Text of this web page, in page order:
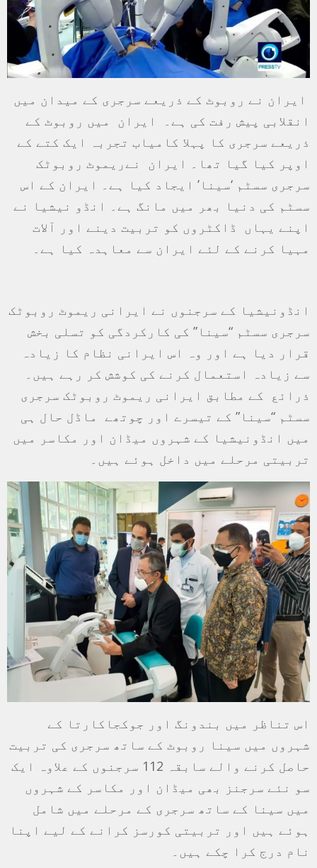
ایران نے روبوٹ کے ذریعے سرجری کے میدان میں
انقلابی پیش رفت کی ہے۔ ایران میں روبوٹ کے
ذریعے سرجری کا پہلا کامیاب تجربہ ایک کتے کے
اوپر کیا گیا تھا۔ ایران نےریموٹ روبوٹک
سرجری سسٹم ‘سینا’ ایجاد کیا ہے۔ ایران کے اس
سسٹم کی دنیا بھر میں مانگ ہے۔ انڈو نیشیا نے
اپنے یہاں ڈاکٹروں کو تربیت دینے اور آلات
مہیا کرنے کے لئے ایران سے معاہدہ کیا ہے۔
انڈونیشیا کے سرجنوں نے ایرانی ریموٹ روبوٹک
سرجری سسٹم “سینا” کی کارکردگی کو تسلی بخش
قرار دیا ہے اور وہ اس ایرانی نظام کا زیادہ
سے زیادہ استعمال کرنے کی کوشش کر رہے ہیں۔
ذرائع کے مطابق ایرانی ریموٹ روبوٹک سرجری
سسٹم “سینا” کے تیسرے اور چوتھے ماڈل حال ہی
میں انڈونیشیا کے شہروں میڈان اور مکاسر میں
تربیتی مرحلے میں داخل ہوئے ہیں۔
اس تناظر میں بندونگ اور جوکجاکارتا کے
شہروں میں سینا روبوٹ کے ساتھ سرجری کی تربیت
حاصل کرنے والے سابقہ 112 سرجنوں کے علاوہ ایک
سو نئے سرجنز بھی میڈان اور مکاسر کے شہروں
میں سینا کے ساتھ سرجری کے مرحلے میں شامل
ہوئے ہیں اور تربیتی کورسز کرانے کے لیے اپنا
نام درج کرا چکے ہیں۔